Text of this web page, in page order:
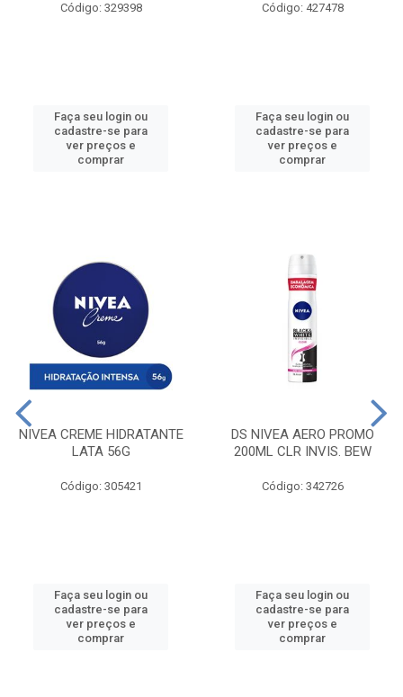
Código: 329398
Faça seu login ou
cadastre-se para
ver preços e
comprar
Código: 427478
Faça seu login ou
cadastre-se para
ver preços e
comprar
NIVEA CREME HIDRATANTE
LATA 56G
Código: 305421
Faça seu login ou
cadastre-se para
ver preços e
comprar
DS NIVEA AERO PROMO
200ML CLR INVIS. BEW
Código: 342726
Faça seu login ou
cadastre-se para
ver preços e
comprar